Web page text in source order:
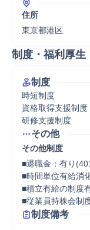
住所
東京都港区
制度・福利厚生
制度
時短制度
資格取得支援制度
研修支援制度
その他
その他制度
■退職金：有り
■時間単位有給消
■積立有給の制度
■従業員持株会制
制度備考